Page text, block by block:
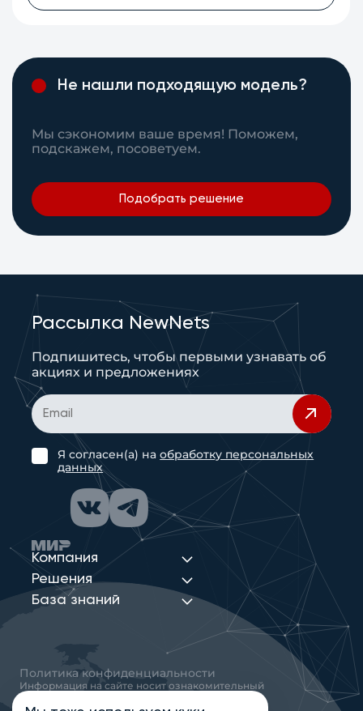
Не нашли подходящую модель?
Мы сэкономим ваше время! Поможем,
подскажем, посоветуем.
Подобрать решение
Компания
Решения
База знаний
Рассылка NewNets
Подпишитесь, чтобы первыми узнавать об
акциях и предложениях
Я согласен(а) наобработку персональных
данных
Политика конфиденциальности
Информация на сайте носит ознакомительный
характер и не является публичной офертой,
определяемой положениями статьи 437